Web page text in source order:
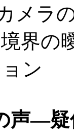
メラ
界の
ン
声―